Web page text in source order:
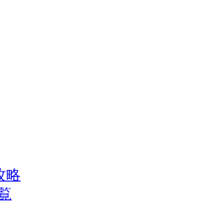
略